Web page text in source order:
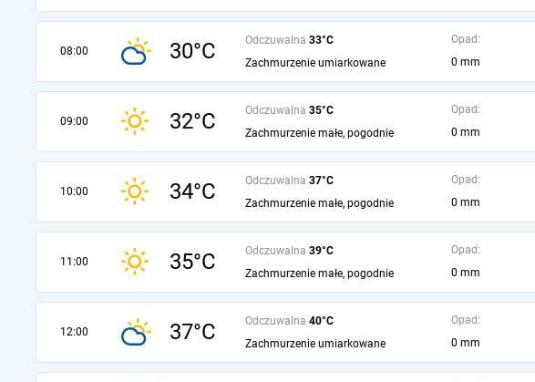
08:00 30°C Odczuwalna 33°C
Zachmurzenie umiarkowane
Opad:
0 mm
09:00 32°C Odczuwalna 35°C
Zachmurzenie małe, pogodnie
Opad:
0 mm
10:00 34°C Odczuwalna 37°C
Zachmurzenie małe, pogodnie
Opad:
0 mm
11:00 35°C Odczuwalna 39°C
Zachmurzenie małe, pogodnie
Opad:
0 mm
12:00 37°C Odczuwalna 40°C
Zachmurzenie umiarkowane
Opad:
0 mm